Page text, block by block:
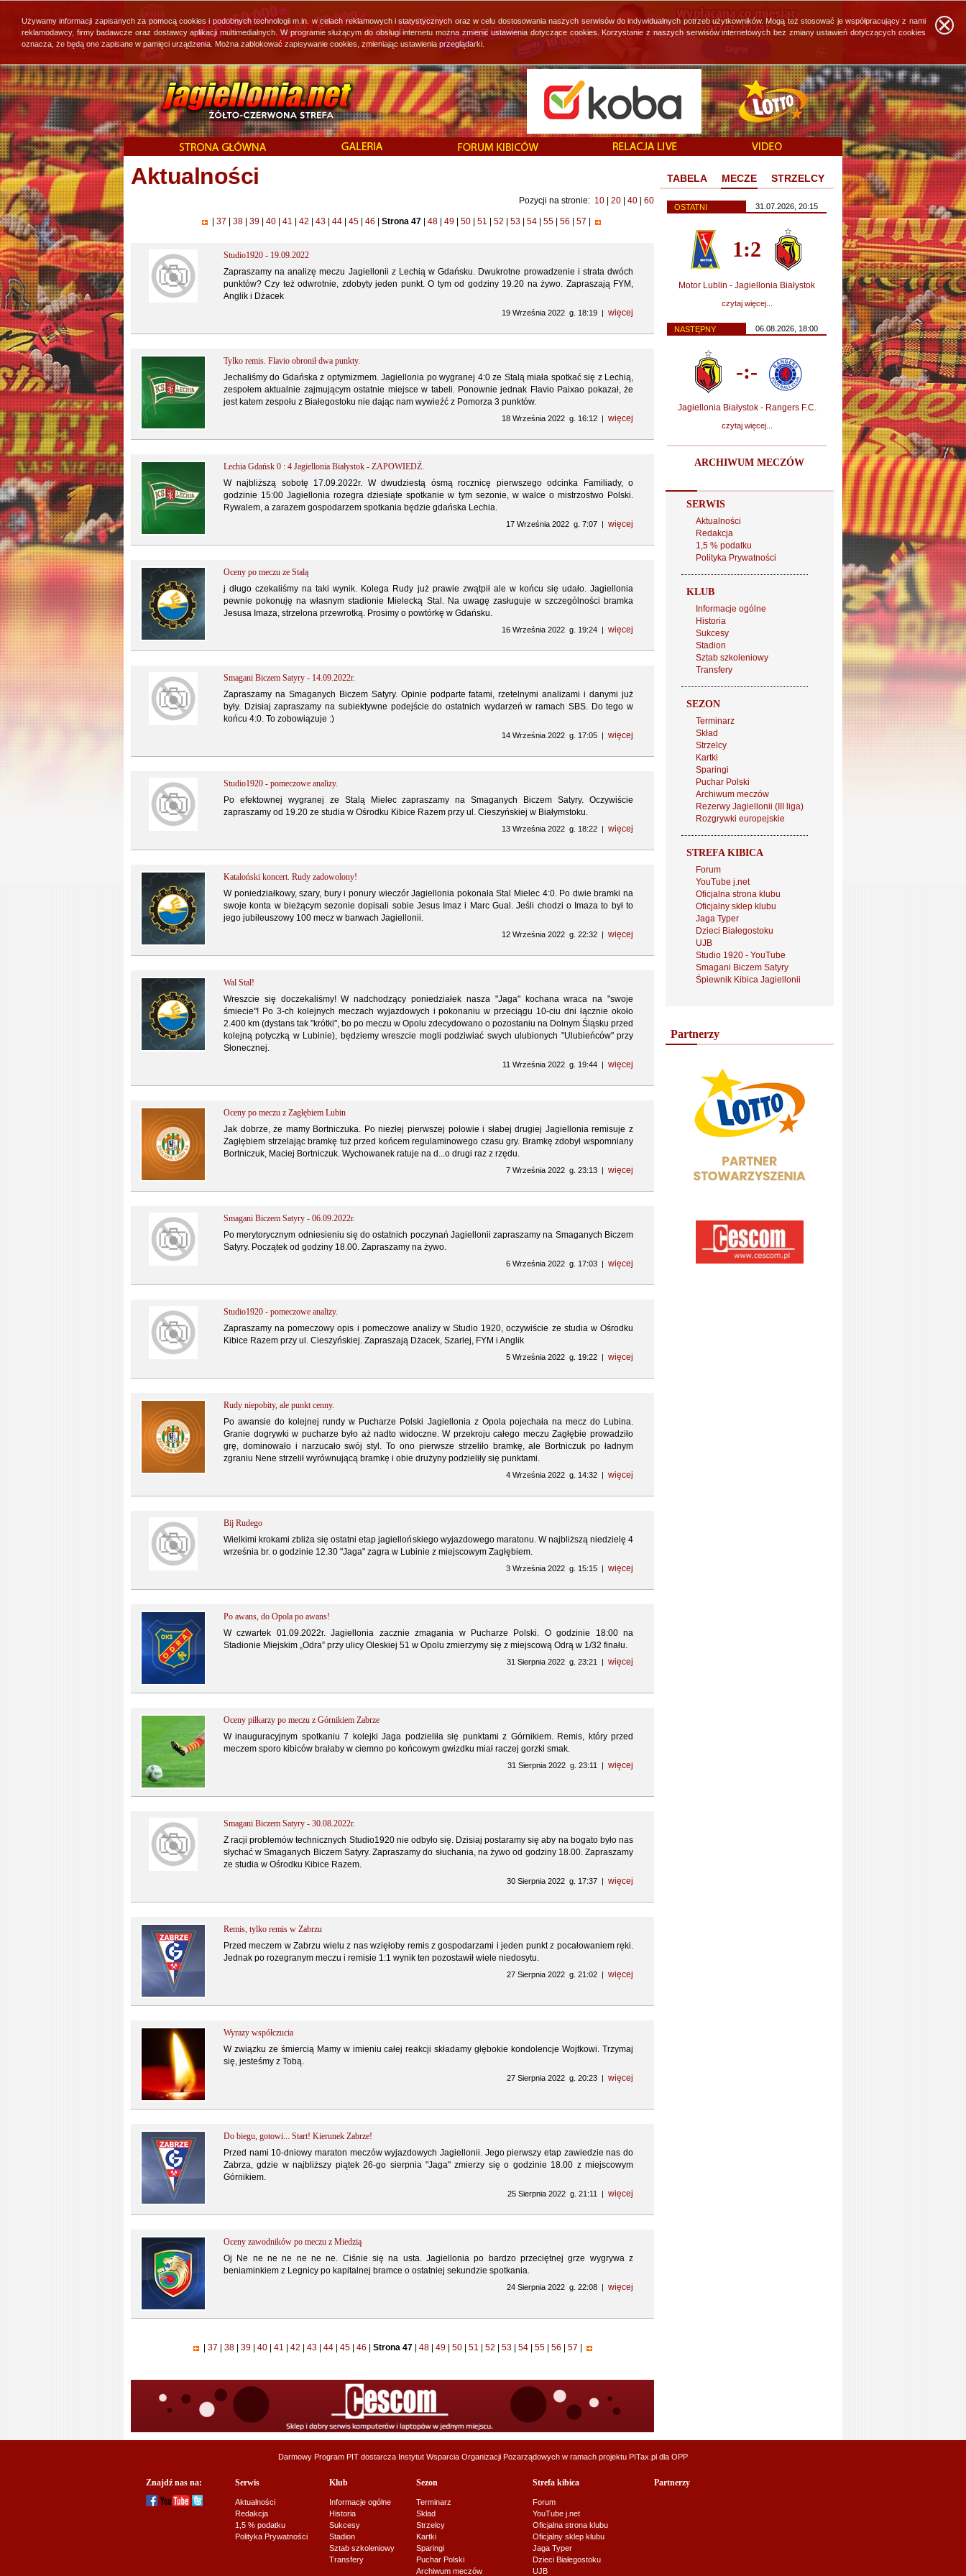
Aktualności
Pozycji na stronie: 10 20 40 60
37 38 39 40 41 42 43 44 45 46 Strona 47 48 49 50 51 52 53 54 55 56 57
Studio1920 - 19.09.2022
Zapraszamy na analizę meczu Jagiellonii z Lechią w Gdańsku. Dwukrotne prowadzenie i strata dwóch
punktów? Czy też odwrotnie, zdobyty jeden punkt. O tym od godziny 19.20 na żywo. Zapraszają FYM,
Anglik i Dżacek
19 Września 2022 g. 18:19 | więcej
Tylko remis. Flavio obronił dwa punkty.
Jechaliśmy do Gdańska z optymizmem. Jagiellonia po wygranej 4:0 ze Stalą miała spotkać się z Lechią,
zespołem aktualnie zajmującym ostatnie miejsce w tabeli. Ponownie jednak Flavio Paixao pokazał, że
jest katem zespołu z Białegostoku nie dając nam wywieźć z Pomorza 3 punktów.
18 Września 2022 g. 16:12 | więcej
Lechia Gdańsk 0 : 4 Jagiellonia Białystok - ZAPOWIEDŹ.
W najbliższą sobotę 17.09.2022r. W dwudziestą ósmą rocznicę pierwszego odcinka Familiady, o
godzinie 15:00 Jagiellonia rozegra dziesiąte spotkanie w tym sezonie, w walce o mistrzostwo Polski.
Rywalem, a zarazem gospodarzem spotkania będzie gdańska Lechia.
17 Września 2022 g. 7:07 | więcej
Oceny po meczu ze Stalą
j długo czekaliśmy na taki wynik. Kolega Rudy już prawie zwątpił ale w końcu się udało. Jagiellonia
pewnie pokonuję na własnym stadionie Mielecką Stal. Na uwagę zasługuje w szczególności bramka
Jesusa Imaza, strzelona przewrotką. Prosimy o powtórkę w Gdańsku.
16 Września 2022 g. 19:24 | więcej
Smagani Biczem Satyry - 14.09.2022r.
Zapraszamy na Smaganych Biczem Satyry. Opinie podparte fatami, rzetelnymi analizami i danymi już
były. Dzisiaj zapraszamy na subiektywne podejście do ostatnich wydarzeń w ramach SBS. Do tego w
końcu 4:0. To zobowiązuje :)
14 Września 2022 g. 17:05 | więcej
Studio1920 - pomeczowe analizy.
Po efektownej wygranej ze Stalą Mielec zapraszamy na Smaganych Biczem Satyry. Oczywiście
zapraszamy od 19.20 ze studia w Ośrodku Kibice Razem przy ul. Cieszyńskiej w Białymstoku.
13 Września 2022 g. 18:22 | więcej
Kataloński koncert. Rudy zadowolony!
W poniedziałkowy, szary, bury i ponury wieczór Jagiellonia pokonała Stal Mielec 4:0. Po dwie bramki na
swoje konta w bieżącym sezonie dopisali sobie Jesus Imaz i Marc Gual. Jeśli chodzi o Imaza to był to
jego jubileuszowy 100 mecz w barwach Jagiellonii.
12 Września 2022 g. 22:32 | więcej
Wal Stal!
Wreszcie się doczekaliśmy! W nadchodzący poniedziałek nasza "Jaga" kochana wraca na "swoje
śmiecie"! Po 3-ch kolejnych meczach wyjazdowych i pokonaniu w przeciągu 10-ciu dni łącznie około
2.400 km (dystans tak "krótki", bo po meczu w Opolu zdecydowano o pozostaniu na Dolnym Śląsku przed
kolejną potyczką w Lubinie), będziemy wreszcie mogli podziwiać swych ulubionych "Ulubieńców" przy
Słonecznej.
11 Września 2022 g. 19:44 | więcej
Oceny po meczu z Zagłębiem Lubin
Jak dobrze, że mamy Bortniczuka. Po niezłej pierwszej połowie i słabej drugiej Jagiellonia remisuje z
Zagłębiem strzelając bramkę tuż przed końcem regulaminowego czasu gry. Bramkę zdobył wspomniany
Bortniczuk, Maciej Bortniczuk. Wychowanek ratuje na d...o drugi raz z rzędu.
7 Września 2022 g. 23:13 | więcej
Smagani Biczem Satyry - 06.09.2022r.
Po merytorycznym odniesieniu się do ostatnich poczynań Jagiellonii zapraszamy na Smaganych Biczem
Satyry. Początek od godziny 18.00. Zapraszamy na żywo.
6 Września 2022 g. 17:03 | więcej
Studio1920 - pomeczowe analizy.
Zapraszamy na pomeczowy opis i pomeczowe analizy w Studio 1920, oczywiście ze studia w Ośrodku
Kibice Razem przy ul. Cieszyńskiej. Zapraszają Dżacek, Szarlej, FYM i Anglik
5 Września 2022 g. 19:22 | więcej
Rudy niepobity, ale punkt cenny.
Po awansie do kolejnej rundy w Pucharze Polski Jagiellonia z Opola pojechała na mecz do Lubina.
Granie dogrywki w pucharze było aż nadto widoczne. W przekroju całego meczu Zagłębie prowadziło
grę, dominowało i narzucało swój styl. To ono pierwsze strzeliło bramkę, ale Bortniczuk po ładnym
zgraniu Nene strzelił wyrównującą bramkę i obie drużyny podzieliły się punktami.
4 Września 2022 g. 14:32 | więcej
Bij Rudego
Wielkimi krokami zbliża się ostatni etap jagiellońskiego wyjazdowego maratonu. W najbliższą niedzielę 4
września br. o godzinie 12.30 "Jaga" zagra w Lubinie z miejscowym Zagłębiem.
3 Września 2022 g. 15:15 | więcej
Po awans, do Opola po awans!
W czwartek 01.09.2022r. Jagiellonia zacznie zmagania w Pucharze Polski. O godzinie 18:00 na
Stadionie Miejskim „Odra” przy ulicy Oleskiej 51 w Opolu zmierzymy się z miejscową Odrą w 1/32 finału.
31 Sierpnia 2022 g. 23:21 | więcej
Oceny piłkarzy po meczu z Górnikiem Zabrze
W inauguracyjnym spotkaniu 7 kolejki Jaga podzieliła się punktami z Górnikiem. Remis, który przed
meczem sporo kibiców brałaby w ciemno po końcowym gwizdku miał raczej gorzki smak.
31 Sierpnia 2022 g. 23:11 | więcej
Smagani Biczem Satyry - 30.08.2022r.
Z racji problemów technicznych Studio1920 nie odbyło się. Dzisiaj postaramy się aby na bogato było nas
słychać w Smaganych Biczem Satyry. Zapraszamy do słuchania, na żywo od godziny 18.00. Zapraszamy
ze studia w Ośrodku Kibice Razem.
30 Sierpnia 2022 g. 17:37 | więcej
Remis, tylko remis w Zabrzu
Przed meczem w Zabrzu wielu z nas wzięłoby remis z gospodarzami i jeden punkt z pocałowaniem ręki.
Jednak po rozegranym meczu i remisie 1:1 wynik ten pozostawił wiele niedosytu.
27 Sierpnia 2022 g. 21:02 | więcej
Wyrazy współczucia
W związku ze śmiercią Mamy w imieniu całej reakcji składamy głębokie kondolencje Wojtkowi. Trzymaj
się, jesteśmy z Tobą.
27 Sierpnia 2022 g. 20:23 | więcej
Do biegu, gotowi... Start! Kierunek Zabrze!
Przed nami 10-dniowy maraton meczów wyjazdowych Jagiellonii. Jego pierwszy etap zawiedzie nas do
Zabrza, gdzie w najbliższy piątek 26-go sierpnia "Jaga" zmierzy się o godzinie 18.00 z miejscowym
Górnikiem.
25 Sierpnia 2022 g. 21:11 | więcej
Oceny zawodników po meczu z Miedzią
Oj Ne ne ne ne ne ne ne. Ciśnie się na usta. Jagiellonia po bardzo przeciętnej grze wygrywa z
beniaminkiem z Legnicy po kapitalnej bramce o ostatniej sekundzie spotkania.
24 Sierpnia 2022 g. 22:08 | więcej
| 37 38 39 40 41 42 43 44 45 46 Strona 47| 48 49 50 51 52 53 54 55 56 57
TABELA MECZE STRZELCY
OSTATNI 31.07.2026, 20:15
1:2
Motor Lublin - Jagiellonia Białystok
czytaj więcej...
NASTĘPNY 06.08.2026, 18:00
-:-
Jagiellonia Białystok - Rangers F.C.
czytaj więcej...
ARCHIWUM MECZÓW
SERWIS
Aktualności
Redakcja
1,5 % podatku
Polityka Prywatności
KLUB
Informacje ogólne
Historia
Sukcesy
Stadion
Sztab szkoleniowy
Transfery
SEZON
Terminarz
Skład
Strzelcy
Kartki
Sparingi
Puchar Polski
Archiwum meczów
Rezerwy Jagiellonii (III liga)
Rozgrywki europejskie
STREFA KIBICA
Forum
YouTube j.net
Oficjalna strona klubu
Oficjalny sklep klubu
Jaga Typer
Dzieci Białegostoku
UJB
Studio 1920 - YouTube
Smagani Biczem Satyry
Śpiewnik Kibica Jagiellonii
Partnerzy
Darmowy Program PIT dostarcza Instytut Wsparcia Organizacji Pozarządowych w ramach projektu PITax.pl dla OPP
Znajdź nas na: Serwis
Aktualności
Redakcja
1,5 % podatku
Polityka Prywatności
Klub
Informacje ogólne
Historia
Sukcesy
Stadion
Sztab szkoleniowy
Transfery
Sezon
Terminarz
Skład
Strzelcy
Kartki
Sparingi
Puchar Polski
Archiwum meczów
Strefa kibica
Forum
YouTube j.net
Oficjalna strona klubu
Oficjalny sklep klubu
Jaga Typer
Dzieci Białegostoku
UJB
Partnerzy
Używamy informacji zapisanych za pomocą cookies i podobnych technologii m.in. w celach reklamowych i statystycznych oraz w celu dostosowania naszych serwisów do indywidualnych potrzeb użytkowników. Mogą też stosować je współpracujący z nami
reklamodawcy, firmy badawcze oraz dostawcy aplikacji multimedialnych. W programie służącym do obsługi internetu można zmienić ustawienia dotyczące cookies. Korzystanie z naszych serwisów internetowych bez zmiany ustawień dotyczących cookies
oznacza, że będą one zapisane w pamięci urządzenia. Można zablokować zapisywanie cookies, zmieniając ustawienia przeglądarki.